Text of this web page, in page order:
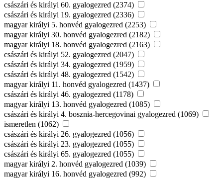
császári és királyi 60. gyalogezred (2374)
császári és királyi 19. gyalogezred (2336)
magyar királyi 5. honvéd gyalogezred (2253)
magyar királyi 30. honvéd gyalogezred (2182)
magyar királyi 18. honvéd gyalogezred (2163)
császári és királyi 52. gyalogezred (2047)
császári és királyi 34. gyalogezred (1959)
császári és királyi 48. gyalogezred (1542)
magyar királyi 11. honvéd gyalogezred (1437)
császári és királyi 46. gyalogezred (1178)
magyar királyi 13. honvéd gyalogezred (1085)
császári és királyi 4. bosznia-hercegovinai gyalogezred (1069)
ismeretlen (1062)
császári és királyi 26. gyalogezred (1056)
császári és királyi 23. gyalogezred (1055)
császári és királyi 65. gyalogezred (1055)
magyar királyi 2. honvéd gyalogezred (1039)
magyar királyi 16. honvéd gyalogezred (992)